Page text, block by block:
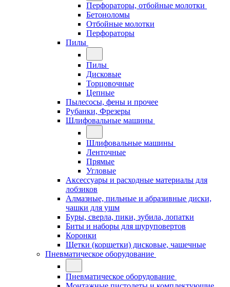
Перфораторы, отбойные молотки
Бетоноломы
Отбойные молотки
Перфораторы
Пилы
Пилы
Дисковые
Торцовочные
Цепные
Пылесосы, фены и прочее
Рубанки, Фрезеры
Шлифовальные машины
Шлифовальные машины
Ленточные
Прямые
Угловые
Аксессуары и расходные материалы для
лобзиков
Алмазные, пильные и абразивные диски,
чашки для ушм
Буры, сверла, пики, зубила, лопатки
Биты и наборы для шуруповертов
Коронки
Щетки (корщетки) дисковые, чашечные
Пневматическое оборудование
Пневматическое оборудование